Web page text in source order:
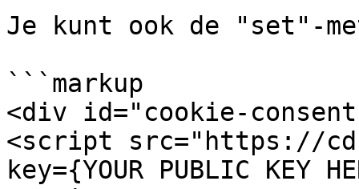
Je kunt ook de "set"-
```markup
<div id="cookie-
<script src="https://
key={YOUR PUBLIC KEY